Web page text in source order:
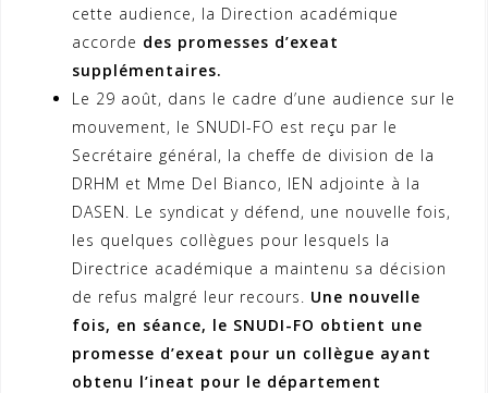
cette audience, la Direction académique
accorde des promesses d’exeat
supplémentaires.
Le 29 août, dans le cadre d’une audience sur le
mouvement, le SNUDI-FO est reçu par le
Secrétaire général, la cheffe de division de la
DRHM et Mme Del Bianco, IEN adjointe à la
DASEN. Le syndicat y défend, une nouvelle fois,
les quelques collègues pour lesquels la
Directrice académique a maintenu sa décision
de refus malgré leur recours. Une nouvelle
fois, en séance, le SNUDI-FO obtient une
promesse d’exeat pour un collègue ayant
obtenu l’ineat pour le département